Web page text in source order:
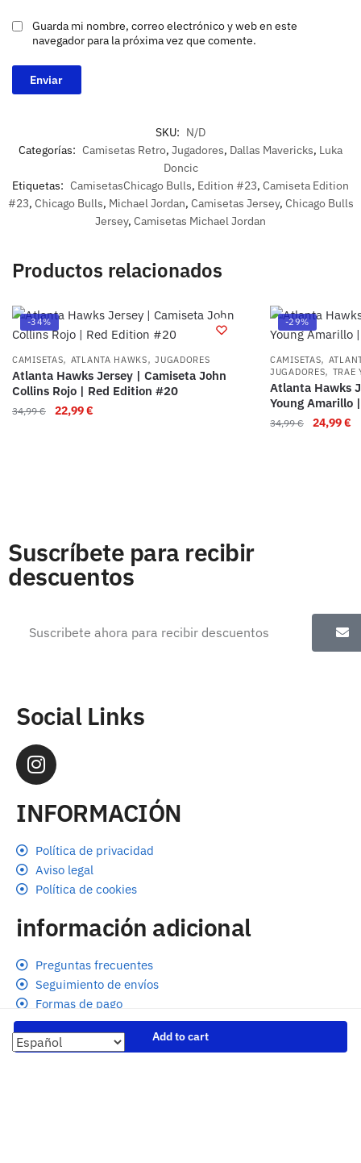
Add to cart
Guarda mi nombre, correo electrónico y web en este
navegador para la próxima vez que comente.
SKU: N/D
Categorías: Camisetas Retro, Jugadores, Dallas Mavericks, Luka
Doncic
Etiquetas: CamisetasChicago Bulls, Edition #23, Camiseta Edition
#23, Chicago Bulls, Michael Jordan, Camisetas Jersey, Chicago Bulls
Jersey, Camisetas Michael Jordan
Productos relacionados
-34%
CAMISETAS, ATLANTA HAWKS,JUGADORES
Atlanta Hawks Jersey | Camiseta John
Collins Rojo | Red Edition #20
34,99€ 22,99€
-29%
CAMISETAS,
JUGADORES, TRAE
Atlanta Hawks
Young Amarillo
34,99€ 24,99€
Suscríbete para recibir
descuentos
Social Links
INFORMACIÓN
Política de privacidad
Aviso legal
Política de cookies
información adicional
Preguntas frecuentes
Seguimiento de envíos
Formas de pago
Cambios y devoluciones
Sobre nosotros